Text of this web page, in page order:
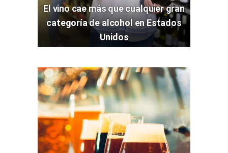
El vino cae más que cualquier gran
categoría de alcohol en Estados
Unidos